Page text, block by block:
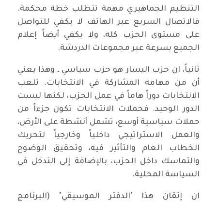
التنظيم الجماهيري مهمة تتطلب خطة محكمة.
فالاتصال السريع عبر الهاتف لا يكفي للتواصل
على مستوى الحزب كله، ولا يكفي أيضاً إعلام
الجميع بسرعة عبر مجموعات الدردشة.
ثانياً، ان حزب اليسار هو حزب سياسي ـ وهذا يعني
أن من مهامه المشاركة في الانتخابات. تلعب
الانتخابات دوراً هاماً في عمل الحزب، لكنها ليست
الدور الوحيد. فحملات الانتخابات تكون جزءاً من
حملات سياسية أوسع، تشمل أنشطة على الأرض،
والعمل الاستراتيجي داخلياً وخارجياً لتحريك
الخطاب العام والتأثير فيه، وتحقيق الوضوح
والتماسك داخل الحزب، بالإضافة إلى التدخل في
السياسة المحلية.
ان إتقان هذا "الدفتر الموسيقي" (البرنامج